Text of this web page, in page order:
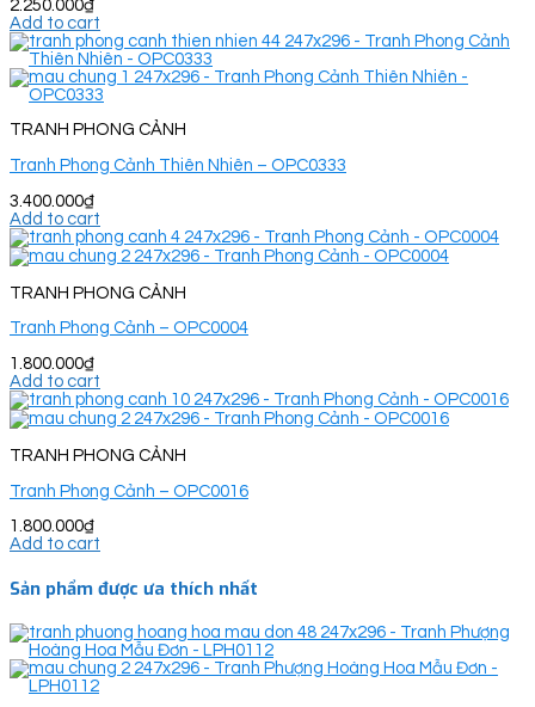
2.250.000₫
Add to cart
TRANH PHONG CẢNH
Tranh Phong Cảnh Thiên Nhiên – OPC0333
3.400.000₫
Add to cart
TRANH PHONG CẢNH
Tranh Phong Cảnh – OPC0004
1.800.000₫
Add to cart
TRANH PHONG CẢNH
Tranh Phong Cảnh – OPC0016
1.800.000₫
Add to cart
Sản phẩm được ưa thích nhất